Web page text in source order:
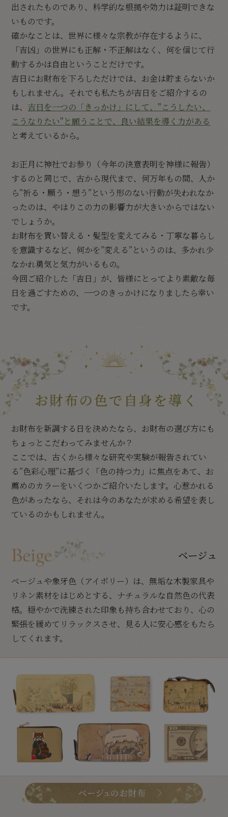
出されたものであり、科学的な根拠や効力は証明できな
いものです。
確かなことは、世界に様々な宗教が存在するように、
「吉凶」の世界にも正解・不正解はなく、何を信じて行
動するかは自由ということだけです。
吉日にお財布を下ろしただけでは、お金は貯まらないか
もしれません。それでも私たちが吉日をご紹介するの
は、 吉日を一つの「きっかけ」にして、"こうしたい、
こうなりたい"と願うことで、良い結果を導く力がある
と考えているから。
お正月に神社でお参り（今年の決意表明を神様に報告）
するのと同じで、古から現代まで、何万年もの間、人か
ら”祈る・願う・想う”という形のない行動が失われなか
ったのは、やはりこの力の影響力が大きいからではない
でしょうか。
お財布を買い替える・髪型を変えてみる・丁寧な暮らし
を意識するなど、何かを”変える”というのは、多かれ少
なかれ勇気と気力がいるもの。
今回ご紹介した「吉日」が、皆様にとってより素敵な毎
日を過ごすための、一つのきっかけになりましたら幸い
です。
お財布を新調する日を決めたなら、お財布の選び方にも
ちょっとこだわってみませんか？
ここでは、古くから様々な研究や実験が報告されてい
る”色彩心理”に基づく「色の持つ力」に焦点をあて、お
薦めのカラーをいくつかご紹介いたします。心惹かれる
色があったなら、それは今のあなたが求める希望を表し
ているのかもしれません。
ベージュ
ベージュや象牙色（アイボリー）は、無垢な木製家具や
リネン素材をはじめとする、ナチュラルな自然色の代表
格。穏やかで洗練された印象も持ち合わせており、心の
緊張を緩めてリラックスさせ、見る人に安心感をもたら
してくれます。